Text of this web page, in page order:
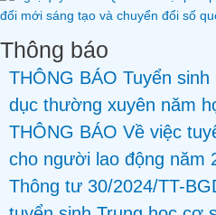
Thông báo
THÔNG BÁO Tuyển
dục thường xuyên năm
THÔNG BÁO Về việc
cho người lao động năm
Thông tư 30/2024/TT-